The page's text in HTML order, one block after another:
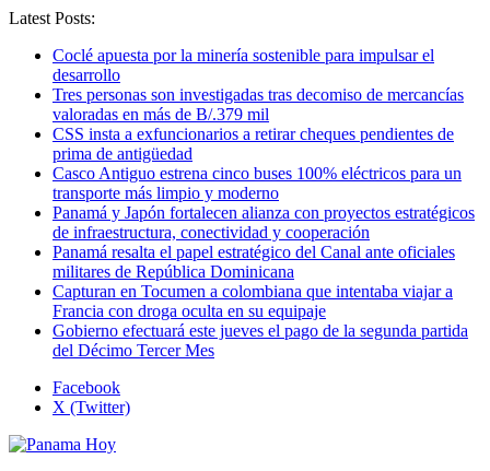
Latest Posts:
Coclé apuesta por la minería sostenible para impulsar el
desarrollo
Tres personas son investigadas tras decomiso de mercancías
valoradas en más de B/.379 mil
CSS insta a exfuncionarios a retirar cheques pendientes de
prima de antigüedad
Casco Antiguo estrena cinco buses 100% eléctricos para un
transporte más limpio y moderno
Panamá y Japón fortalecen alianza con proyectos estratégicos
de infraestructura, conectividad y cooperación
Panamá resalta el papel estratégico del Canal ante oficiales
militares de República Dominicana
Capturan en Tocumen a colombiana que intentaba viajar a
Francia con droga oculta en su equipaje
Gobierno efectuará este jueves el pago de la segunda partida
del Décimo Tercer Mes
Facebook
X (Twitter)